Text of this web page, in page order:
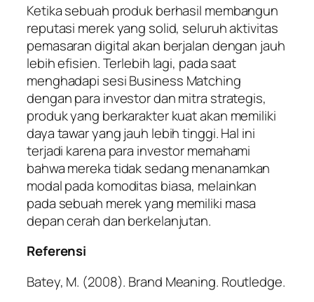
Ketika sebuah produk berhasil membangun
reputasi merek yang solid, seluruh aktivitas
pemasaran digital akan berjalan dengan jauh
lebih efisien. Terlebih lagi, pada saat
menghadapi sesiBusiness Matching
dengan para investor dan mitra strategis,
produk yang berkarakter kuat akan memiliki
daya tawar yang jauh lebih tinggi. Hal ini
terjadi karena para investor memahami
bahwa mereka tidak sedang menanamkan
modal pada komoditas biasa, melainkan
pada sebuah merek yang memiliki masa
depan cerah dan berkelanjutan.
Referensi
Batey, M. (2008). Brand Meaning. Routledge.